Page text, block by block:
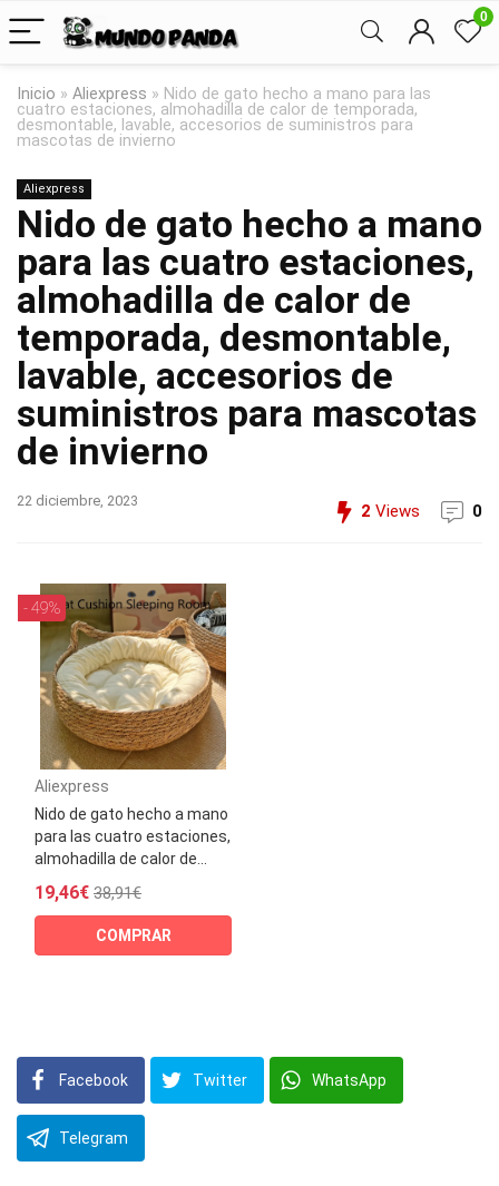
0
Inicio » Aliexpress » Nido de gato hecho a mano para las
cuatro estaciones, almohadilla de calor de temporada,
desmontable, lavable, accesorios de suministros para
mascotas de invierno
Aliexpress
Nido de gato hecho a mano
para las cuatro estaciones,
almohadilla de calor de
temporada, desmontable,
lavable, accesorios de
suministros para mascotas
de invierno
22 diciembre, 2023
2 Views 0
- 49%
Aliexpress
Nido de gato hecho a mano
para las cuatro estaciones,
almohadilla de calor de...
19,46€ 38,91€
COMPRAR
Facebook Twitter WhatsApp
Telegram